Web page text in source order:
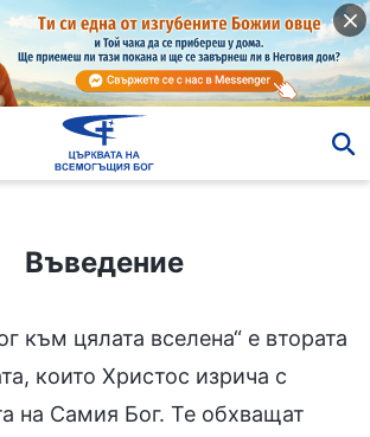
Въведение
към цялата вселена“ е втората
които Христос изрича с
на Самия Бог. Те обхващат